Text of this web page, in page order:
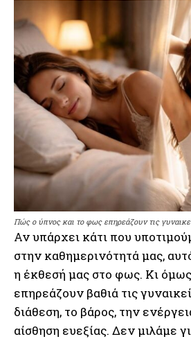
Πώς ο ύπνος και το φως επηρεάζουν τις
Αν υπάρχει κάτι που
στην καθημερινότητά μας,
η έκθεσή μας στο φως. Κι
επηρεάζουν βαθιά τις
διάθεση, το βάρος, την
αίσθηση ευεξίας. Δεν μιλάμε